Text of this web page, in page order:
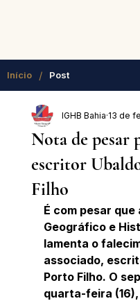
Início / Post
Nota de pesar
escritor
Filho
IGHB Bahia 13 de
É com pesar
Geográfico e
lamenta o
associado,
Porto Filho. O
quarta-feira